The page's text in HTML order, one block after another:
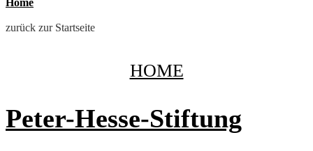
Home
zurück zur Startseite
HOME
Peter-Hesse-Stiftung